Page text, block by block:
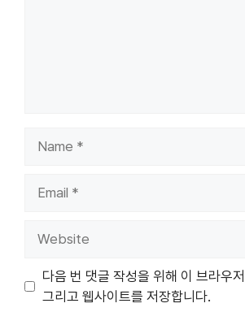
다음 번 댓글 작성을 위해 이 브라우
그리고 웹사이트를 저장합니다.